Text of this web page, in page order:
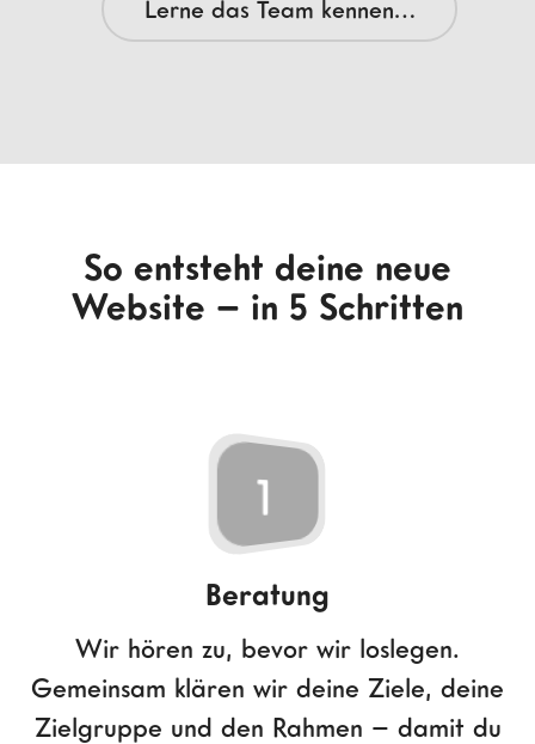
Lerne das Team kennen…
So entsteht deine neue
Website – in 5 Schritten
1
Beratung
Wir hören zu, bevor wir loslegen.
Gemeinsam klären wir deine Ziele, deine
Zielgruppe und den Rahmen – damit du